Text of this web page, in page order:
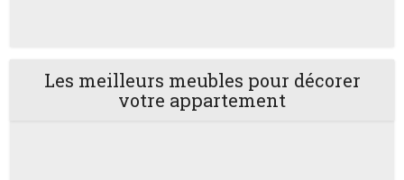
Les meilleurs meubles pour décorer
votre appartement